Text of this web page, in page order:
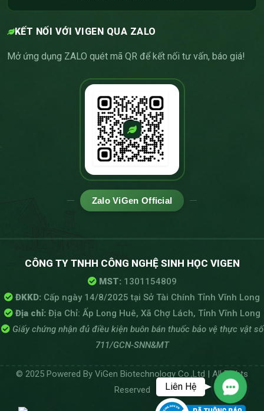
KẾT NỐI VỚI VIGEN QUA ZALO
Mở ứng dụng ZALO quét mã QR để kết nối tư vấn, báo giá!
Zalo ViGen Official
CÔNG TY TNHH CÔNG NGHỆ SINH HỌC VIGEN
MST:1301154809
ĐKKD: Cấp ngày 14/8/2025 tại Sở Tài Chính Tỉnh Vĩnh Long
Địa chỉ:Địa Chỉ: Ấp Long Huê, Xã Chợ Lách, Tỉnh Vĩnh Long
Giấy chứng nhận đủ điều kiện buôn bán thuốc bảo vệ thực vật số
711/GCN-SNN&MT
© 2025 Powered By ViGen Biotechnology Co.,Ltd | All Rights
Reserved
Liên Hệ